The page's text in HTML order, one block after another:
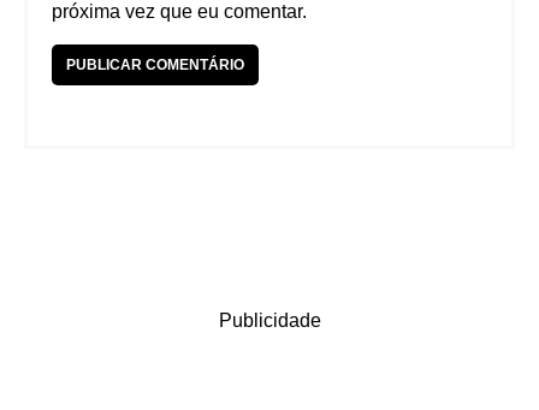
próxima vez que eu comentar.
Publicidade